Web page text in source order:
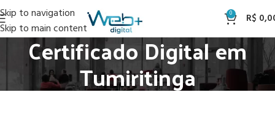
Skip to navigation
Skip to main content
0 R$
Certificado Digital em
Tumiritinga